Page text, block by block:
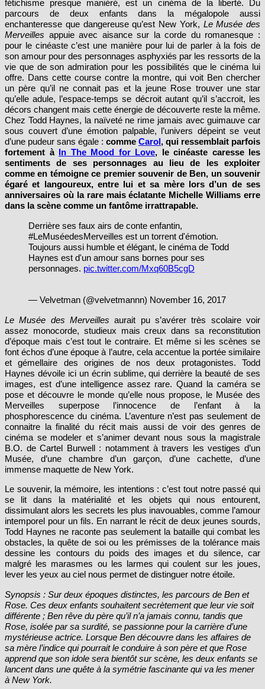
Le cinéma de Todd Haynes, derrière son élégance et son
fétichisme presque maniéré, est un cinéma de la liberté. Du
parcours de deux enfants dans la mégalopole aussi
enchanteresse que dangereuse qu’est New York, Le Musée des
Merveillesappuie avec aisance sur la corde du romanesque :
pour le cinéaste c’est une manière pour lui de parler à la fois de
son amour pour des personnages asphyxiés par les ressorts de la
vie que de son admiration pour les possibilités que le cinéma lui
offre. Dans cette course contre la montre, qui voit Ben chercher
un père qu’il ne connait pas et la jeune Rose trouver une star
qu’elle adule, l’espace-temps se décroit autant qu’il s’accroit, les
décors changent mais cette énergie de découverte reste la même.
Chez Todd Haynes, la naïveté ne rime jamais avec guimauve car
sous couvert d’une émotion palpable, l’univers dépeint se veut
d’une pudeur sans égale :commeCarol , qui ressemblait parfois
fortement àIn The Mood for Love, le cinéaste caresse les
sentiments de ses personnages au lieu de les exploiter
comme en témoigne ce premier souvenir de Ben, un souvenir
égaré et langoureux, entre lui et sa mère lors d’un de ses
anniversaires où la rare mais éclatante Michelle Williams erre
Derrière ses faux airs de conte enfantin,
#LeMuséedesMerveilles est un torrent d'émotion.
Toujours aussi humble et élégant, le cinéma de Todd
Haynes est d'un amour sans bornes pour ses
Le Musée des Merveillesaurait pu s’avérer très scolaire voir
assez monocorde, studieux mais creux dans sa reconstitution
d’époque mais c’est tout le contraire. Et même si les scènes se
font échos d’une époque à l’autre, cela accentue la portée similaire
et gémellaire des origines de nos deux protagonistes. Todd
Haynes dévoile ici un écrin sublime, qui derrière la beauté de ses
images, est d’une intelligence assez rare. Quand la caméra se
pose et découvre le monde qu’elle nous propose, le Musée des
Merveilles superpose l’innocence de l’enfant à la
phosphorescence du cinéma. L’aventure n’est pas seulement de
connaitre la finalité du récit mais aussi de voir des genres de
cinéma se modeler et s’animer devant nous sous la magistrale
B.O. de Cartel Burwell : notamment à travers les vestiges d’un
Musée, d’une chambre d’un garçon, d’une cachette, d’une
Le souvenir, la mémoire, les intentions : c’est tout notre passé qui
se lit dans la matérialité et les objets qui nous entourent,
dissimulant alors les secrets les plus inavouables, comme l’amour
intemporel pour un fils. En narrant le récit de deux jeunes sourds,
Todd Haynes ne raconte pas seulement la bataille qui combat les
obstacles, la quête de soi ou les prémisses de la tolérance mais
dessine les contours du poids des images et du silence, car
malgré les marasmes ou les larmes qui coulent sur les joues,
Synopsis : Sur deux époques distinctes, les parcours de Ben et
Rose. Ces deux enfants souhaitent secrètement que leur vie soit
différente ; Ben rêve du père qu’il n’a jamais connu, tandis que
Rose, isolée par sa surdité, se passionne pour la carrière d’une
mystérieuse actrice. Lorsque Ben découvre dans les affaires de
sa mère l’indice qui pourrait le conduire à son père et que Rose
apprend que son idole sera bientôt sur scène, les deux enfants se
lancent dans une quête à la symétrie fascinante qui va les mener